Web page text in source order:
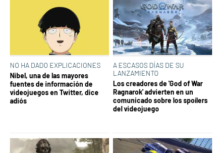
NO HA DADO EXPLICACIONES
Nibel, una de las mayores
fuentes de información de
videojuegos en Twitter, dice
adiós
A ESCASOS DÍAS DE SU
LANZAMIENTO
Los creadores de 'God of War
Ragnarok' advierten en un
comunicado sobre los spoílers
del videojuego